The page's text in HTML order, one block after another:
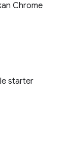
Chrome
starter